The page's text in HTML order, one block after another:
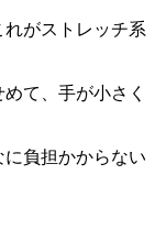
がストレッチ系
て、手が小さく
負担かからない